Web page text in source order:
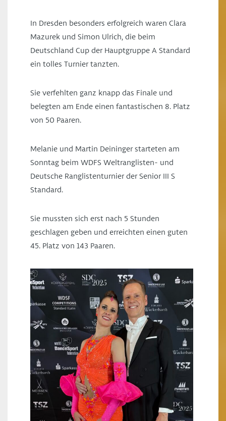
In Dresden besonders erfolgreich waren Clara
Mazurek und Simon Ulrich, die beim
Deutschland Cup der Hauptgruppe A Standard
ein tolles Turnier tanzten.
Sie verfehlten ganz knapp das Finale und
belegten am Ende einen fantastischen 8. Platz
von 50 Paaren.
Melanie und Martin Deininger starteten am
Sonntag beim WDFS Weltranglisten- und
Deutsche Ranglistenturnier der Senior III S
Standard.
Sie mussten sich erst nach 5 Stunden
geschlagen geben und erreichten einen guten
45. Platz von 143 Paaren.